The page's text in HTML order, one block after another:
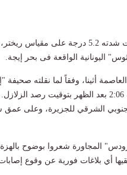
متوسط القوة بلغت شدته 5.2 درجة
اليونانية الواقعة فى بحر إيجة.
أثينا، وفقاً لما نقلته صحيفة
المجاورة شعروا بوضوح بالهزة
أي بلاغات فورية عن وقوع